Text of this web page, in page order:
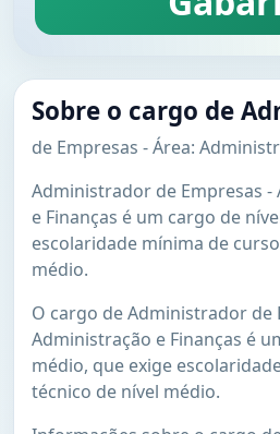
Sobre o cargo de
de Empresas - Área:
Administrador de Empresas -
e Finanças é um cargo de
escolaridade mínima de
médio.
O cargo de Administrador de
Administração e Finanças é
médio, que exige
técnico de nível médio.